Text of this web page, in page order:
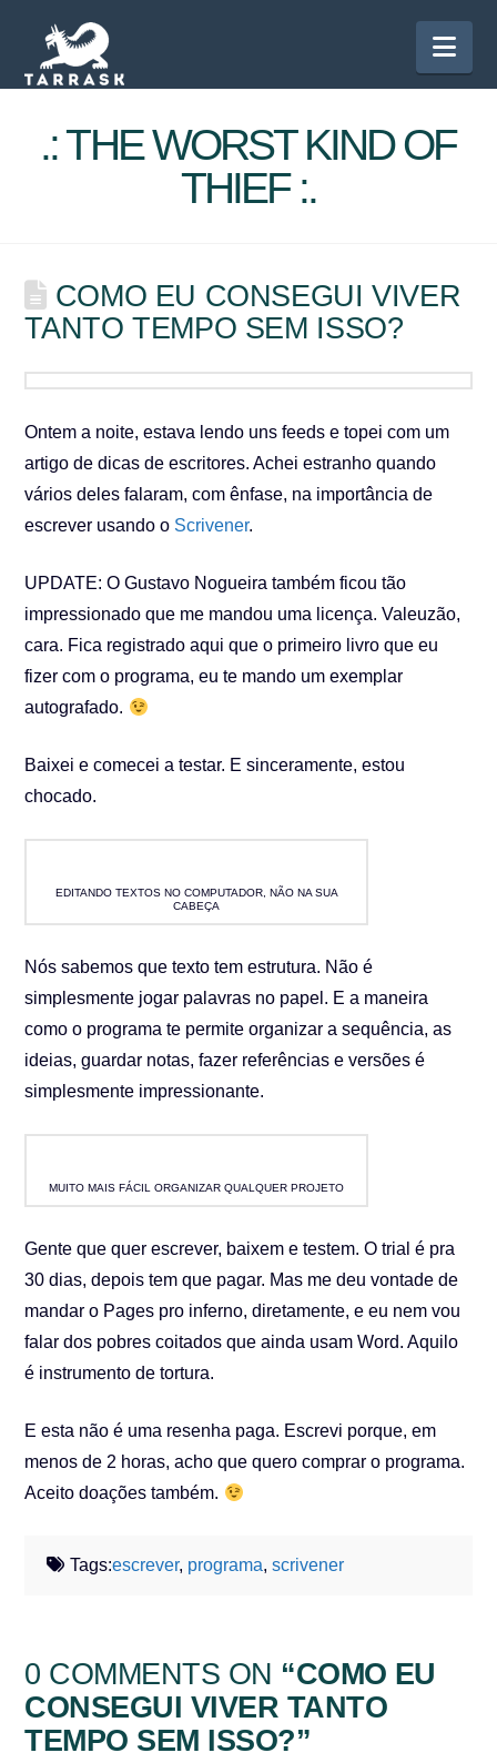
.: THE WORST KIND OF
THIEF :.
COMO EU CONSEGUI VIVER
TANTO TEMPO SEM ISSO?
Ontem a noite, estava lendo uns feeds e topei com um
artigo de dicas de escritores. Achei estranho quando
vários deles falaram, com ênfase, na importância de
escrever usando o Scrivener.
UPDATE: O Gustavo Nogueira também ficou tão
impressionado que me mandou uma licença. Valeuzão,
cara. Fica registrado aqui que o primeiro livro que eu
fizer com o programa, eu te mando um exemplar
autografado.
Baixei e comecei a testar. E sinceramente, estou
chocado.
EDITANDO TEXTOS NO COMPUTADOR, NÃO NA SUA
CABEÇA
Nós sabemos que texto tem estrutura. Não é
simplesmente jogar palavras no papel. E a maneira
como o programa te permite organizar a sequência, as
ideias, guardar notas, fazer referências e versões é
simplesmente impressionante.
MUITO MAIS FÁCIL ORGANIZAR QUALQUER PROJETO
Gente que quer escrever, baixem e testem. O trial é pra
30 dias, depois tem que pagar. Mas me deu vontade de
mandar o Pages pro inferno, diretamente, e eu nem vou
falar dos pobres coitados que ainda usam Word. Aquilo
é instrumento de tortura.
E esta não é uma resenha paga. Escrevi porque, em
menos de 2 horas, acho que quero comprar o programa.
Aceito doações também.
Tags:escrever, programa,scrivener
0 COMMENTS ON “COMO EU
CONSEGUI VIVER TANTO
TEMPO SEM ISSO?”